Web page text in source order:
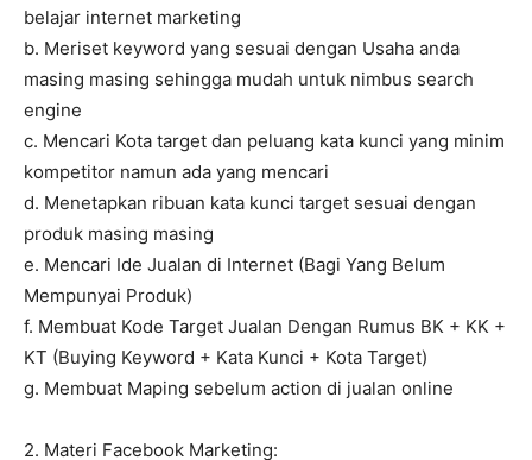
belajar internet marketing
b. Meriset keyword yang sesuai dengan Usaha anda
masing masing sehingga mudah untuk nimbus search
engine
c. Mencari Kota target dan peluang kata kunci yang minim
kompetitor namun ada yang mencari
d. Menetapkan ribuan kata kunci target sesuai dengan
produk masing masing
e. Mencari Ide Jualan di Internet (Bagi Yang Belum
Mempunyai Produk)
f. Membuat Kode Target Jualan Dengan Rumus BK + KK +
KT (Buying Keyword + Kata Kunci + Kota Target)
g. Membuat Maping sebelum action di jualan online
2. Materi Facebook Marketing: